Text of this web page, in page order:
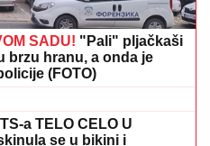
SADU! "Pali" pljačkaši
brzu hranu, a onda je
(FOTO)
odbranu Šalkea (VIDEO)